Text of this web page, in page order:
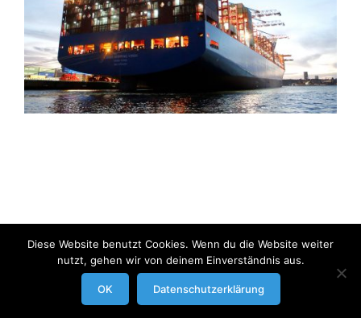
modrowgrafie.de © 2023 | Impressum/Datenschutzerklaerung
Businessportraits
Diese Website benutzt Cookies. Wenn du die Website weiter
nutzt, gehen wir von deinem Einverständnis aus.
OK Datenschutzerklärung